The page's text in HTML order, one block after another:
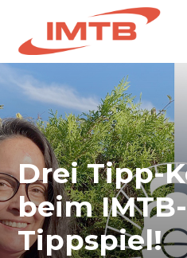
Drei Tipp-
beim
Tippspiel!